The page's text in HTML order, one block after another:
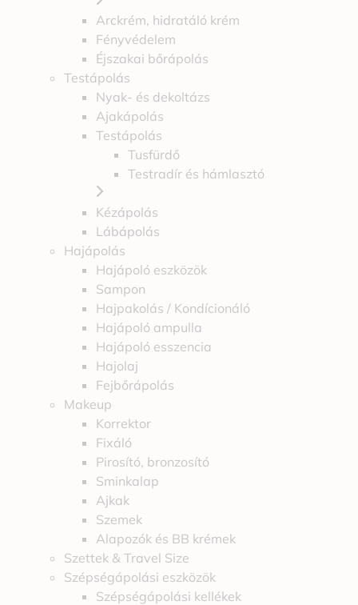
Arckrém, hidratáló krém
Fényvédelem
Éjszakai bőrápolás
Testápolás
Nyak- és dekoltázs
Ajakápolás
Testápolás
Tusfürdő
Testradír és hámlasztó
Kézápolás
Lábápolás
Hajápolás
Hajápoló eszközök
Sampon
Hajpakolás / Kondícionáló
Hajápoló ampulla
Hajápoló esszencia
Hajolaj
Fejbőrápolás
Makeup
Korrektor
Fixáló
Pirosító, bronzosító
Sminkalap
Ajkak
Szemek
Alapozók és BB krémek
Szettek & Travel Size
Szépségápolási eszközök
Szépségápolási kellékek